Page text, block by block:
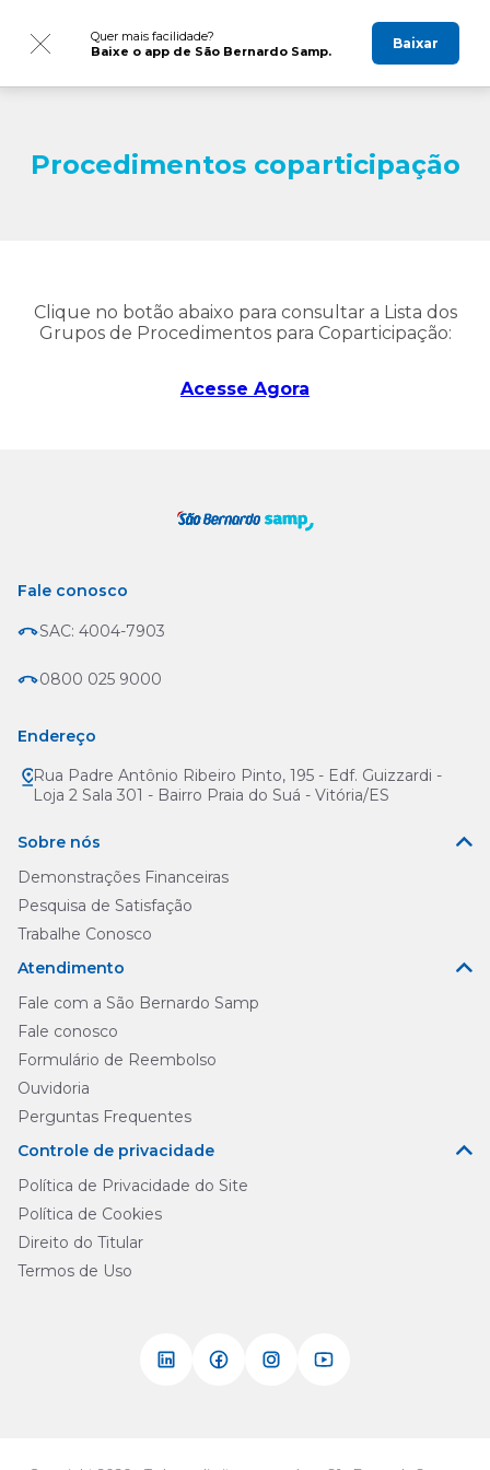
Quer mais facilidade?
Baixe o app de São Bernardo Samp.
Baixar
Procedimentos coparticipação
Clique no botão abaixo para consultar a Lista dos
Grupos de Procedimentos para Coparticipação:
Acesse Agora
Fale conosco
SAC: 4004-7903
0800 025 9000
Endereço
Rua Padre Antônio Ribeiro Pinto, 195 - Edf. Guizzardi -
Loja 2 Sala 301 - Bairro Praia do Suá - Vitória/ES
Sobre nós
Demonstrações Financeiras
Pesquisa de Satisfação
Trabalhe Conosco
Atendimento
Fale com a São Bernardo Samp
Fale conosco
Formulário de Reembolso
Ouvidoria
Perguntas Frequentes
Controle de privacidade
Política de Privacidade do Site
Política de Cookies
Direito do Titular
Termos de Uso